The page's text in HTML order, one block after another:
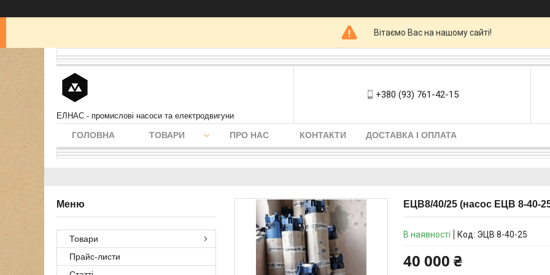
Вітаємо Вас на нашому сайті!
ЕЛНАС - промислові насоси та електродвигуни
+380 (93) 761-42-15
ГОЛОВНА ТОВАРИ ПРО НАС КОНТАКТИ ДОСТАВКА І ОПЛАТА
ЕЦВ8/40/25 (насос ЕЦВ 8-40-
В наявності Код: ЭЦВ 8-40-25
40 000 ₴
Товари
Прайс-листи